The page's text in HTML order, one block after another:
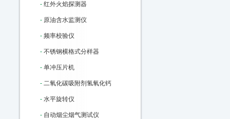
- 红外火焰探测器
- 原油含水监测仪
- 频率校验仪
- 不锈钢横格式分样器
- 单冲压片机
- 二氧化碳吸附剂氢氧化钙
- 水平旋转仪
- 自动烟尘烟气测试仪